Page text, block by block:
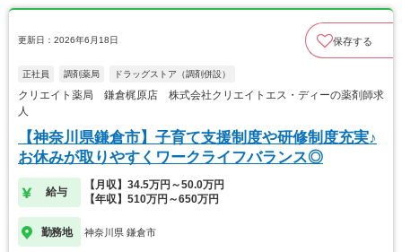
更新日：2026年6月18日 保存する
正社員 調剤薬局 ドラッグストア（調剤併設）
クリエイト薬局 鎌倉梶原店 株式会社クリエイトエス・ディーの薬剤師求
人
【神奈川県鎌倉市】子育て支援制度や研修制度充実♪
お休みが取りやすくワークライフバランス◎
給与
【月収】34.5万円～50.0万円
【年収】510万円～650万円
勤務地 神奈川県 鎌倉市